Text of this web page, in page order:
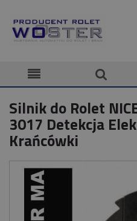
Silnik do Rolet
3017 Detekcja
Krańcówki